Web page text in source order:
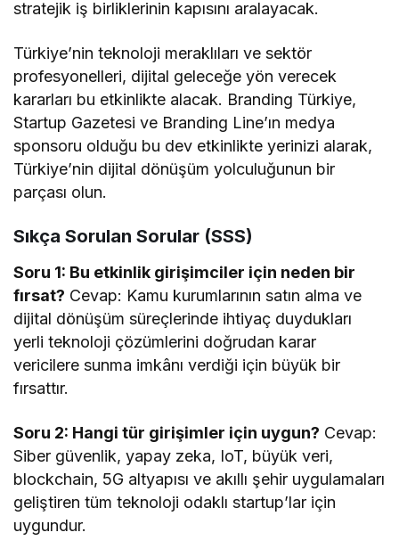
stratejik iş birliklerinin kapısını aralayacak.
Türkiye’nin teknoloji meraklıları ve sektör
profesyonelleri, dijital geleceğe yön verecek
kararları bu etkinlikte alacak. Branding Türkiye,
Startup Gazetesi ve Branding Line’ın medya
sponsoru olduğu bu dev etkinlikte yerinizi alarak,
Türkiye’nin dijital dönüşüm yolculuğunun bir
parçası olun.
Sıkça Sorulan Sorular (SSS)
Soru 1: Bu etkinlik girişimciler için neden bir
fırsat? Cevap: Kamu kurumlarının satın alma ve
dijital dönüşüm süreçlerinde ihtiyaç duydukları
yerli teknoloji çözümlerini doğrudan karar
vericilere sunma imkânı verdiği için büyük bir
fırsattır.
Soru 2: Hangi tür girişimler için uygun? Cevap:
Siber güvenlik, yapay zeka, IoT, büyük veri,
blockchain, 5G altyapısı ve akıllı şehir uygulamaları
geliştiren tüm teknoloji odaklı startup’lar için
uygundur.